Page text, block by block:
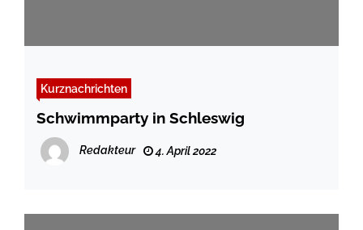
Kurznachrichten
Schwimmparty in Schleswig
Redakteur 4. April 2022